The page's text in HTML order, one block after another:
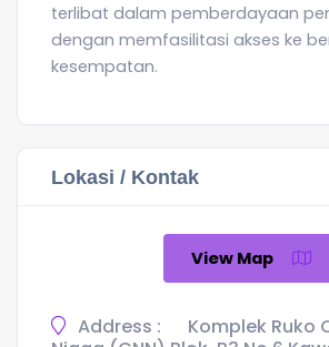
terlibat dalam pemberdayaan
dengan memfasilitasi akses ke
kesempatan.
Lokasi / Kontak
View Map
Address :
Komplek Ruko